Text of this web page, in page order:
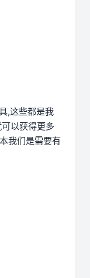
,这些都是我
以获得更多
我们是需要有